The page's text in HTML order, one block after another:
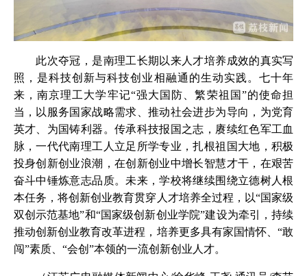
此次夺冠，是南理工长期以来人才培养成效的真实写
照，是科技创新与科技创业相融通的生动实践。七十年
来，南京理工大学牢记“强大国防、繁荣祖国”的使命担
当，以服务国家战略需求、推动社会进步为导向，为党育
英才、为国铸利器。传承科技报国之志，赓续红色军工血
脉，一代代南理工人立足所学专业，扎根祖国大地，积极
投身创新创业浪潮，在创新创业中增长智慧才干，在艰苦
奋斗中锤炼意志品质。未来，学校将继续围绕立德树人根
本任务，将创新创业教育贯穿人才培养全过程，以“国家级
双创示范基地”和“国家级创新创业学院”建设为牵引，持续
推动创新创业教育改革进程，培养更多具有家国情怀、“敢
闯”素质、“会创”本领的一流创新创业人才。